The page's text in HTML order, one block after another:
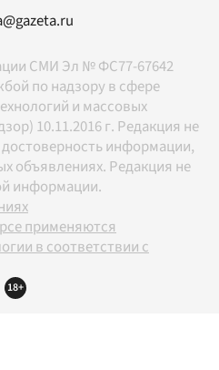
СМИ Эл № ФС77-67642
по надзору в сфере
и массовых
10.11.2016 г. Редакция не
достоверность информации,
объявлениях. Редакция не
информации.
применяются
в соответствии с
18+